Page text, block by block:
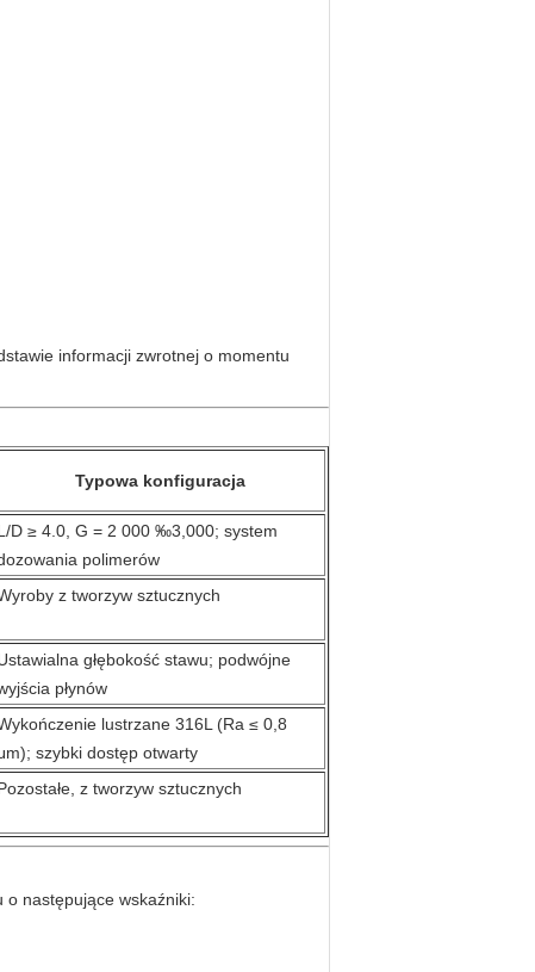
informacji zwrotnej o momentu
Typowa konfiguracja
D ≥ 4.0, G = 2 000 ‰3,000; system
polimerów
z tworzyw sztucznych
głębokość stawu; podwójne
płynów
lustrzane 316L (Ra ≤ 0,8
szybki dostęp otwarty
z tworzyw sztucznych
następujące wskaźniki: